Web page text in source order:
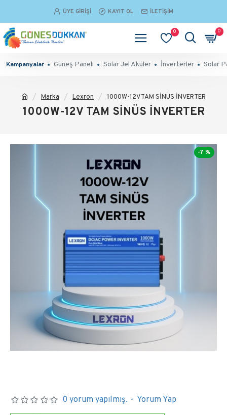
ÜYE GIRIŞI KAYIT OL İLETIŞIM
0 0
Kampanyalar Güneş Paneli Solar Jel Aküler İnverterler Solar
Marka Lexron 1000W-12V TAM SİNÜS İNVERTER
1000W-12V TAM SİNÜS İNVERTER
-7 %
0 yorum yapılmış. - Yorum Yap